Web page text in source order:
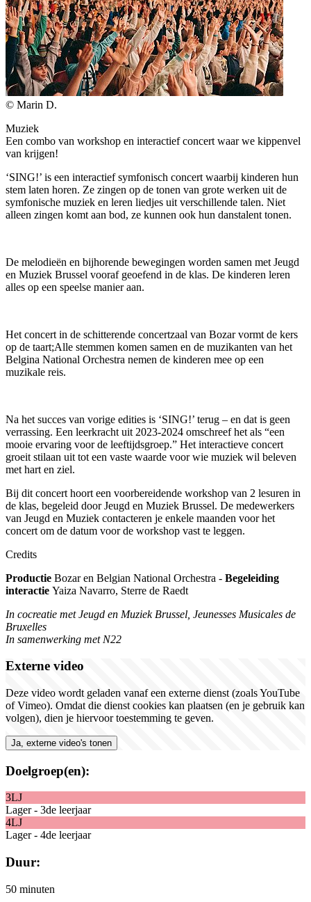
© Marin D.
Muziek
Een combo van workshop en interactief concert waar we kippenvel
van krijgen!
‘SING!’ is een interactief symfonisch concert waarbij kinderen hun
stem laten horen. Ze zingen op de tonen van grote werken uit de
symfonische muziek en leren liedjes uit verschillende talen. Niet
alleen zingen komt aan bod, ze kunnen ook hun danstalent tonen.
De melodieën en bijhorende bewegingen worden samen met Jeugd
en Muziek Brussel vooraf geoefend in de klas. De kinderen leren
alles op een speelse manier aan.
Het concert in de schitterende concertzaal van Bozar vormt de kers
op de taart;Alle stemmen komen samen en de muzikanten van het
Belgina National Orchestra nemen de kinderen mee op een
muzikale reis.
Na het succes van vorige edities is ‘SING!’ terug – en dat is geen
verrassing. Een leerkracht uit 2023-2024 omschreef het als “een
mooie ervaring voor de leeftijdsgroep.” Het interactieve concert
groeit stilaan uit tot een vaste waarde voor wie muziek wil beleven
met hart en ziel.
Bij dit concert hoort een voorbereidende workshop van 2 lesuren in
de klas, begeleid door Jeugd en Muziek Brussel. De medewerkers
van Jeugd en Muziek contacteren je enkele maanden voor het
concert om de datum voor de workshop vast te leggen.
Credits
Productie Bozar en Belgian National Orchestra - Begeleiding
interactie Yaiza Navarro, Sterre de Raedt
In cocreatie met Jeugd en Muziek Brussel, Jeunesses Musicales de
Bruxelles
In samenwerking met N22
Externe video
Deze video wordt geladen vanaf een externe dienst (zoals YouTube
of Vimeo). Omdat die dienst cookies kan plaatsen (en je gebruik kan
volgen), dien je hiervoor toestemming te geven.
Ja, externe video's tonen
Doelgroep(en):
3LJ
Lager - 3de leerjaar
4LJ
Lager - 4de leerjaar
Duur:
50 minuten